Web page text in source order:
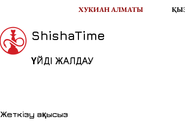
ХУКИАН АЛМАТЫ
ShishaTime
ҮЙДІ ЖАЛДАУ
Жеткізу ақысыз